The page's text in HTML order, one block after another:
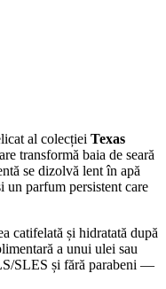
al colecției Texas
transformă baia de seară
se dizolvă lent în apă
un parfum persistent care
catifelată și hidratată după
a unui ulei sau
SLES și fără parabeni —